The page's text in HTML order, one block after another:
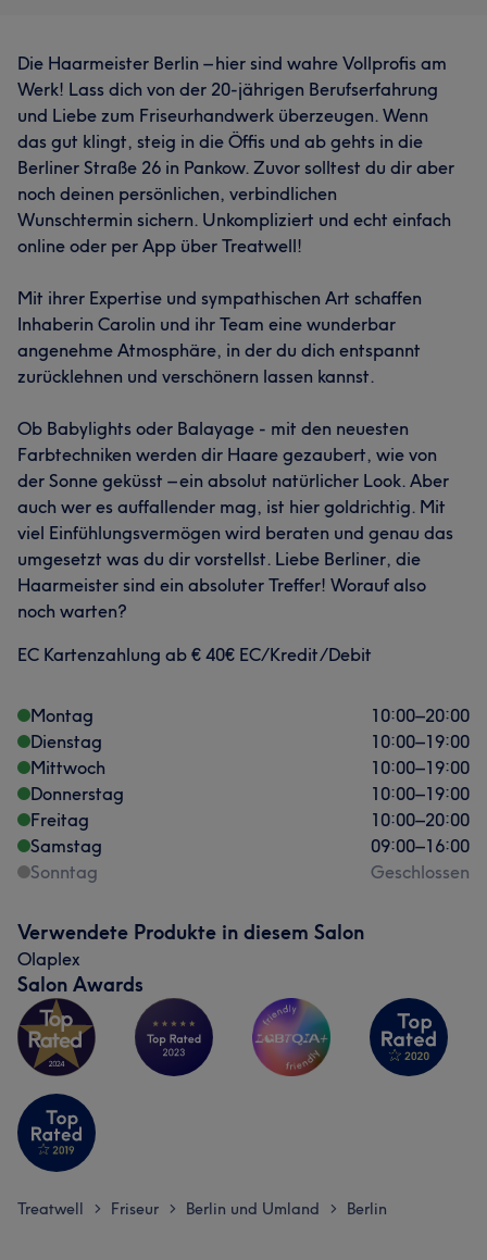
Was unsere Kunden über Betty sagen
Sympathisch 53
Kompetent
2019,2020,2023,2024 in ganz Deutschland -SHARE
YOUR HAIR ABZEICHEN Haarspenden an die Deutsche
Krebshilfe -LGBTQIA ABZEICHEN 🏳️‍🌈 freundlich und
sicherer Ort -1.PLATZ 🏆 bei der Ausbildung in der
Goldwell. Akademie #Beruflicher Werdegang und
Abschlüsse -Friseurinhaberin seit 2019 -Friseur Innungs
Meisterin seit 2019 -Meisterbrief der Handwerkskammer
und Friseur Innung Berlin seit 2018 -Salonleitung unter
Trainerin für Auszubildende und Gesellen von 2009-2017
-Friseurgesellin seit 2009 -Stellvertretende Salonleitung
2008 als Auszubildene im 3.Lehrjahr -Friseurausbildung
2006-2009 -Friseurjobs als Assistent 2004-2006
Services
Friseur Massage
Portfolio
Die Haarmeister Berlin – hier sind wahre Vollprofis am
Werk! Lass dich von der 20-jährigen Berufserfahrung
und Liebe zum Friseurhandwerk überzeugen. Wenn
das gut klingt, steig in die Öffis und ab gehts in die
Berliner Straße 26 in Pankow. Zuvor solltest du dir aber
noch deinen persönlichen, verbindlichen
Wunschtermin sichern. Unkompliziert und echt einfach
online oder per App über Treatwell!
Mit ihrer Expertise und sympathischen Art schaffen
Inhaberin Carolin und ihr Team eine wunderbar
angenehme Atmosphäre, in der du dich entspannt
zurücklehnen und verschönern lassen kannst.
Ob Babylights oder Balayage - mit den neuesten
Farbtechniken werden dir Haare gezaubert, wie von
der Sonne geküsst – ein absolut natürlicher Look. Aber
auch wer es auffallender mag, ist hier goldrichtig. Mit
viel Einfühlungsvermögen wird beraten und genau das
umgesetzt was du dir vorstellst. Liebe Berliner, die
Haarmeister sind ein absoluter Treffer! Worauf also
noch warten?
EC Kartenzahlung ab € 40€ EC/Kredit/Debit
Montag 10:00–20:00
Dienstag
10:00–19:00
Mittwoch
10:00–19:00
Donnerstag
10:00–19:00
Freitag
10:00–20:00
Samstag
09:00–16:00
Sonntag
Geschlossen
Verwendete Produkte in diesem Salon
Olaplex
Salon Awards
Treatwell > Friseur > Berlin und Umland > Berlin